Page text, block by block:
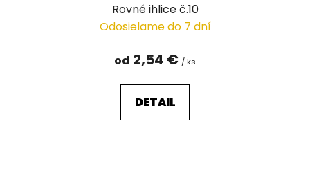
Rovné ihlice č.10
Odosielame do 7 dní
od 2,54 € / ks
DETAIL